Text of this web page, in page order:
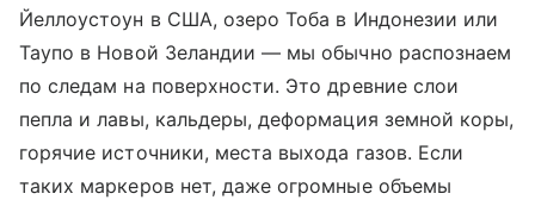
Йеллоустоун в США, озеро Тоба в Индонезии или
Таупо в Новой Зеландии — мы обычно распознаем
по следам на поверхности. Это древние слои
пепла и лавы, кальдеры, деформация земной коры,
горячие источники, места выхода газов. Если
таких маркеров нет, даже огромные объемы